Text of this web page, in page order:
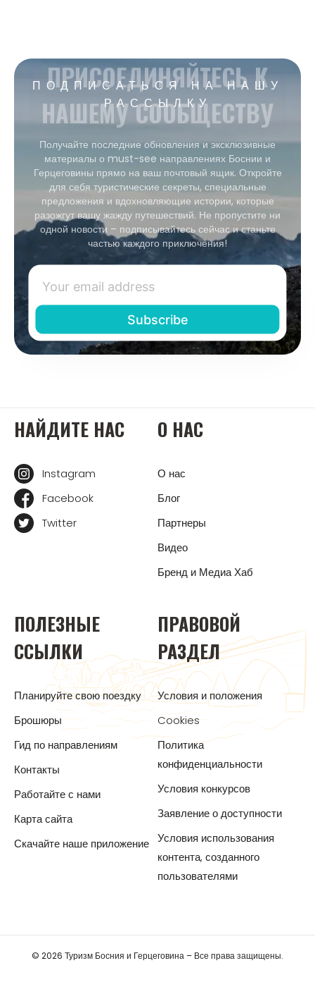
ПОДПИСАТЬСЯ НА НАШУ
РАССЫЛКУ
ПРИСОЕДИНЯЙТЕСЬ К
НАШЕМУ СООБЩЕСТВУ
Получайте последние обновления и эксклюзивные
материалы о must-see направлениях Боснии и
Герцеговины прямо на ваш почтовый ящик. Откройте
для себя туристические секреты, специальные
предложения и вдохновляющие истории, которые
разожгут вашу жажду путешествий. Не пропустите ни
одной новости – подписывайтесь сейчас и станьте
частью каждого приключения!
НАЙДИТЕ НАС
Instagram
Facebook
Twitter
О НАС
О нас
Блог
Партнеры
Видео
Бренд и Медиа Хаб
ПОЛЕЗНЫЕ
ССЫЛКИ
Планируйте свою поездку
Брошюры
Гид по направлениям
Контакты
Работайте с нами
Карта сайта
Скачайте наше приложение
ПРАВОВОЙ
РАЗДЕЛ
Условия и положения
Cookies
Политика
конфиденциальности
Условия конкурсов
Заявление о доступности
Условия использования
контента, созданного
пользователями
© 2026 Туризм Босния и Герцеговина – Все права защищены.